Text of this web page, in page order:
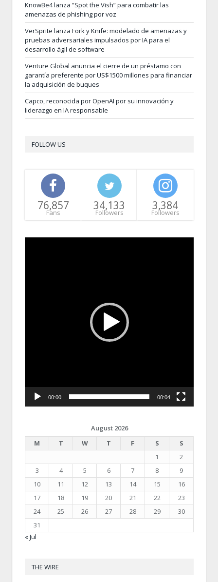
KnowBe4 lanza “Spot the Vish” para combatir las
amenazas de phishing por voz
VerSprite lanza Fork y Knife: modelado de amenazas y
pruebas adversariales impulsados por IA para el
desarrollo ágil de software
Venture Global anuncia el cierre de un préstamo con
garantía preferente por US$1500 millones para financiar
la adquisición de buques
Capco, reconocida por OpenAI por su innovación y
liderazgo en IA responsable
FOLLOW US
76,857
Fans
34,133
Followers
3,384
Followers
00:00 00:04
August 2026
M
T W T F S
S
1
2
3
4 5 6 7 8
9
10
11 12 13 14 15
16
17
18 19 20 21 22
23
24
25 26 27 28 29
30
31
« Jul
THE WIRE